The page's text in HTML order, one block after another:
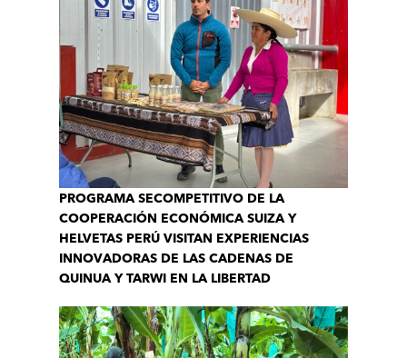
PROGRAMA SECOMPETITIVO DE LA
COOPERACIÓN ECONÓMICA SUIZA Y
HELVETAS PERÚ VISITAN EXPERIENCIAS
INNOVADORAS DE LAS CADENAS DE
QUINUA Y TARWI EN LA LIBERTAD